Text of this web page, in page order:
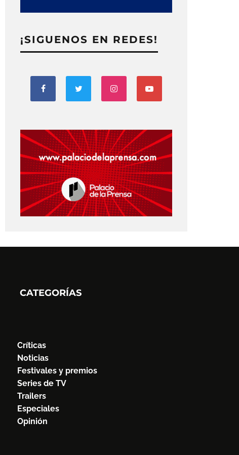
¡SIGUENOS EN REDES!
CATEGORÍAS
Críticas
Noticias
Festivales y premios
Series de TV
Trailers
Especiales
Opinión